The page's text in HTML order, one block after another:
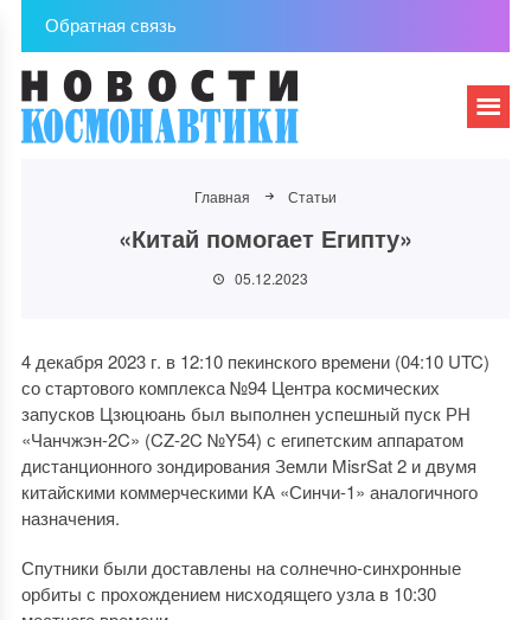
Обратная связь
Главная Статьи
«Китай помогает Египту»
05.12.2023
4 декабря 2023 г. в 12:10 пекинского времени (04:10 UTC)
со стартового комплекса №94 Центра космических
запусков Цзюцюань был выполнен успешный пуск РН
«Чанчжэн-2C» (CZ-2C №Y54) с египетским аппаратом
дистанционного зондирования Земли MisrSat 2 и двумя
китайскими коммерческими КА «Синчи-1» аналогичного
назначения.
Спутники были доставлены на солнечно-синхронные
орбиты с прохождением нисходящего узла в 10:30